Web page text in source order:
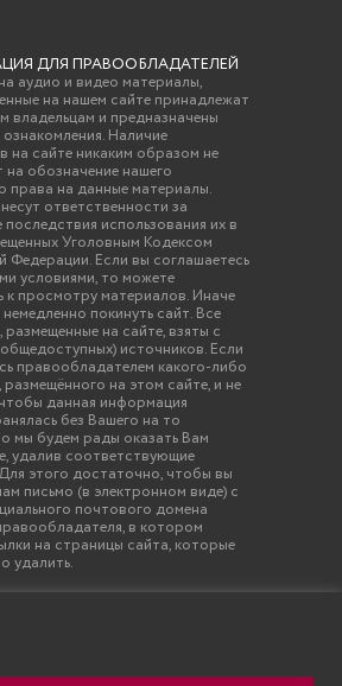
ДЛЯ ПРАВООБЛАДАТЕЛЕЙ
аудио и видео материалы,
на нашем сайте принадлежат
владельцам и предназначены
Наличие
на сайте никаким образом не
на обозначение нашего
права на данные материалы.
ответственности за
использования их в
Уголовным Кодексом
Федерации. Если вы соглашаетесь
условиями, то можете
к просмотру материалов. Иначе
покинуть сайт. Все
на сайте, взяты с
источников. Если
правообладателем какого-либо
на этом сайте, и не
данная информация
без Вашего на то
мы будем рады оказать Вам
удалив соответствующие
этого достаточно, чтобы вы
письмо (в электронном виде) с
почтового домена
в котором
на страницы сайта, которые
удалить.
университет"